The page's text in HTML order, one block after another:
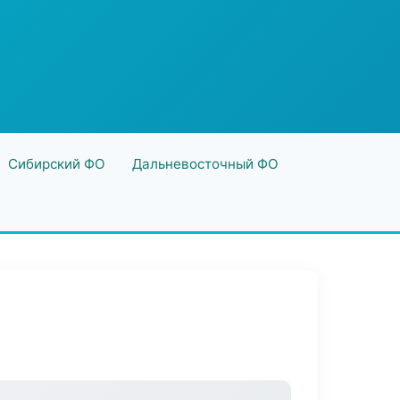
Сибирский ФО Дальневосточный ФО